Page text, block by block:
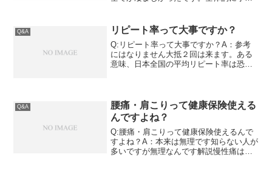
方から受けた質問です。こちらの目を見
て、真剣に質問をされ...
Q&A リピート率って大事ですか？
Q:リピート率って大事ですか？A：参考
にはなりません大抵２回は来ます。ある
意味、日本全国の平均リピート率は恐ら
の情報となります。...
Q&A
腰痛・肩こりって健康保険使える
んですよね？
Q:腰痛・肩こりって健康保険使えるんで
すよね？A：本来は無理です知らない人が
多いですが無理なんです解説慢性痛は健